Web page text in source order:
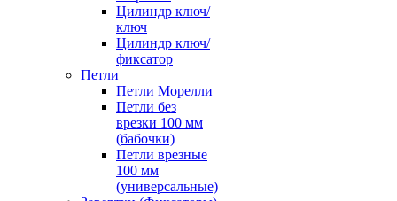
Цилиндр ключ/
ключ
Цилиндр ключ/
фиксатор
Петли
Петли Морелли
Петли без
врезки 100 мм
(бабочки)
Петли врезные
100 мм
(универсальные)